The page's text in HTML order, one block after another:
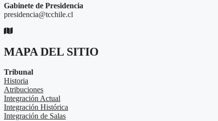
Gabinete de Presidencia
presidencia@tcchile.cl
MAPA DEL SITIO
Tribunal
Historia
Atribuciones
Integración Actual
Integración Histórica
Integración de Salas